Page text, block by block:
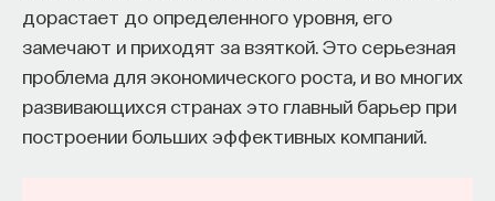
дорастает до определенного уровня, его
замечают и приходят за взяткой. Это серьезная
проблема для экономического роста, и во многих
развивающихся странах это главный барьер при
построении больших эффективных компаний.